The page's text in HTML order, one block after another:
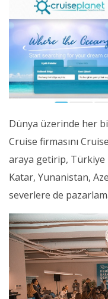
Dünya üzerinde her
Cruise firmasını
araya getirip, Türkiye
Katar, Yunanistan,
severlere de